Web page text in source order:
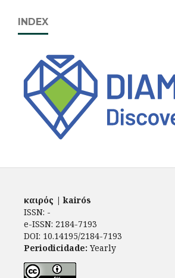
INDEX
καιρός | kairós
ISSN: -
e-ISSN: 2184-7193
DOI: 10.14195/2184-7193
Periodicidade: Yearly